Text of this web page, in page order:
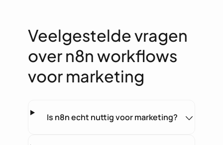
Veelgestelde vragen
over n8n workflows
voor marketing
Is n8n echt nuttig voor marketing?